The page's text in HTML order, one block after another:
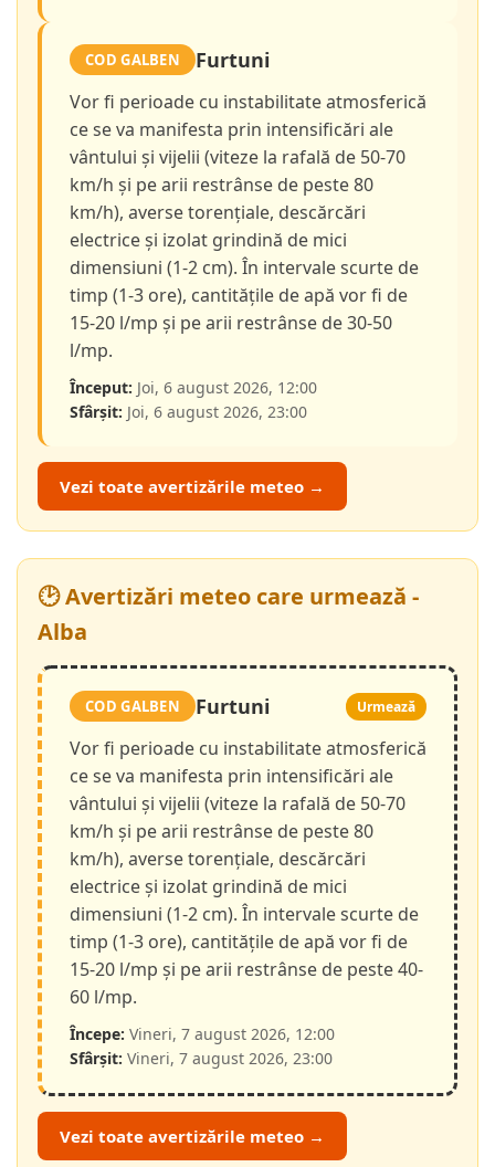
COD GALBEN Furtuni
Vor fi perioade cu instabilitate atmosferică
ce se va manifesta prin intensificări ale
vântului și vijelii (viteze la rafală de 50-70
km/h și pe arii restrânse de peste 80
km/h), averse torențiale, descărcări
electrice și izolat grindină de mici
dimensiuni (1-2 cm). În intervale scurte de
timp (1-3 ore), cantitățile de apă vor fi de
15-20 l/mp și pe arii restrânse de 30-50
l/mp.
Început: Joi, 6 august 2026, 12:00
Sfârșit: Joi, 6 august 2026, 23:00
Vezi toate avertizările meteo →
🕑 Avertizări meteo care urmează -
Alba
COD GALBEN Furtuni Urmează
Vor fi perioade cu instabilitate atmosferică
ce se va manifesta prin intensificări ale
vântului și vijelii (viteze la rafală de 50-70
km/h și pe arii restrânse de peste 80
km/h), averse torențiale, descărcări
electrice și izolat grindină de mici
dimensiuni (1-2 cm). În intervale scurte de
timp (1-3 ore), cantitățile de apă vor fi de
15-20 l/mp și pe arii restrânse de peste 40-
60 l/mp.
Începe: Vineri, 7 august 2026, 12:00
Sfârșit: Vineri, 7 august 2026, 23:00
Vezi toate avertizările meteo →